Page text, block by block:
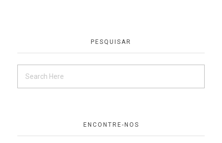
PESQUISAR
ENCONTRE-NOS